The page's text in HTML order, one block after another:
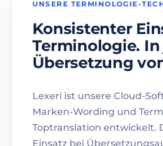
UNSERE TERMINOLOGIE-
Konsistenter
Terminologie.
Übersetzung
Lexeri ist unsere Cloud-
Marken-Wording und
Toptranslation entwickelt.
Einsatz bei